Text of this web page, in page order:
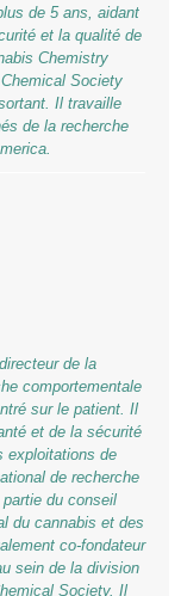
de 5 ans, aidant
et la qualité de
Chemistry
Society
Il travaille
de la recherche
de la
comportementale
sur le patient. Il
et de la sécurité
exploitations de
de recherche
du conseil
du cannabis et des
co-fondateur
sein de la division
Society. Il